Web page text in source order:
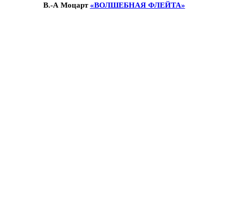
В.-А Моцарт«ВОЛШЕБНАЯ ФЛЕЙТА»